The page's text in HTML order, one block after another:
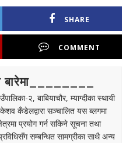
SHARE
COMMENT
बारेमा________
२, बाबियाचौर, म्याग्दीका स्थायी
केशव कँडेलद्वारा सञ्चालित यस ब्लगमा
प्रयोग गर्न सकिने सूचना तथा
सम्बन्धित सामग्रीका साथै अन्य